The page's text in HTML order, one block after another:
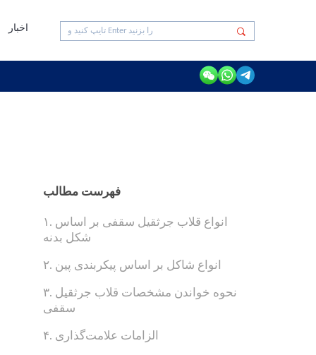
اخبار
فهرست مطالب
۱. انواع قلاب جرثقیل سقفی بر اساس
شکل بدنه
۲. انواع شاکل بر اساس پیکربندی پین
۳. نحوه خواندن مشخصات قلاب جرثقیل
سقفی
۴. الزامات علامت‌گذاری